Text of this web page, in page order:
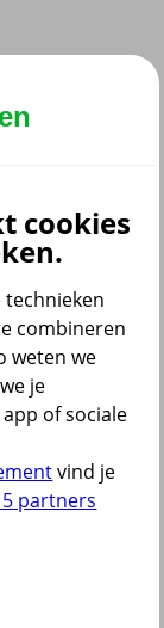
cookies
technieken
combineren
weten we
je
of sociale
vind je
partners